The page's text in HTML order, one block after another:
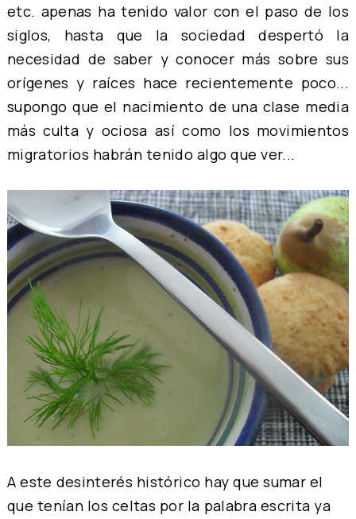
etc. apenas ha tenido valor con el paso de los
siglos, hasta que la sociedad despertó la
necesidad de saber y conocer más sobre sus
orígenes y raíces hace recientemente poco...
supongo que el nacimiento de una clase media
más culta y ociosa así como los movimientos
migratorios habrán tenido algo que ver...
A este desinterés histórico hay que sumar el
que tenían los celtas por la palabra escrita ya